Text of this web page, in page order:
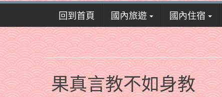
回到首頁 國內旅遊 國內住宿
果真言教不如身教